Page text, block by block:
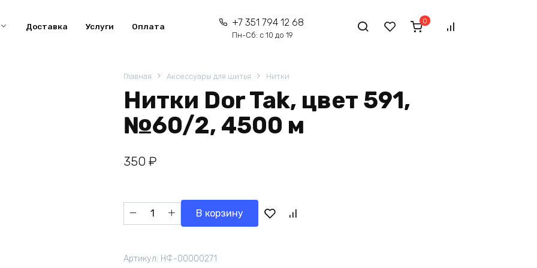
Доставка Услуги Оплата +7 351 794 12 68
Пн-Сб: с 10 до 19
0
Главная Аксессуары для шитья Нитки
Нитки Dor Tak, цвет 591,
№60/2, 4500 м
350 ₽
Количество
товара
Tak,
В корзину
Артикул: НФ-00000271